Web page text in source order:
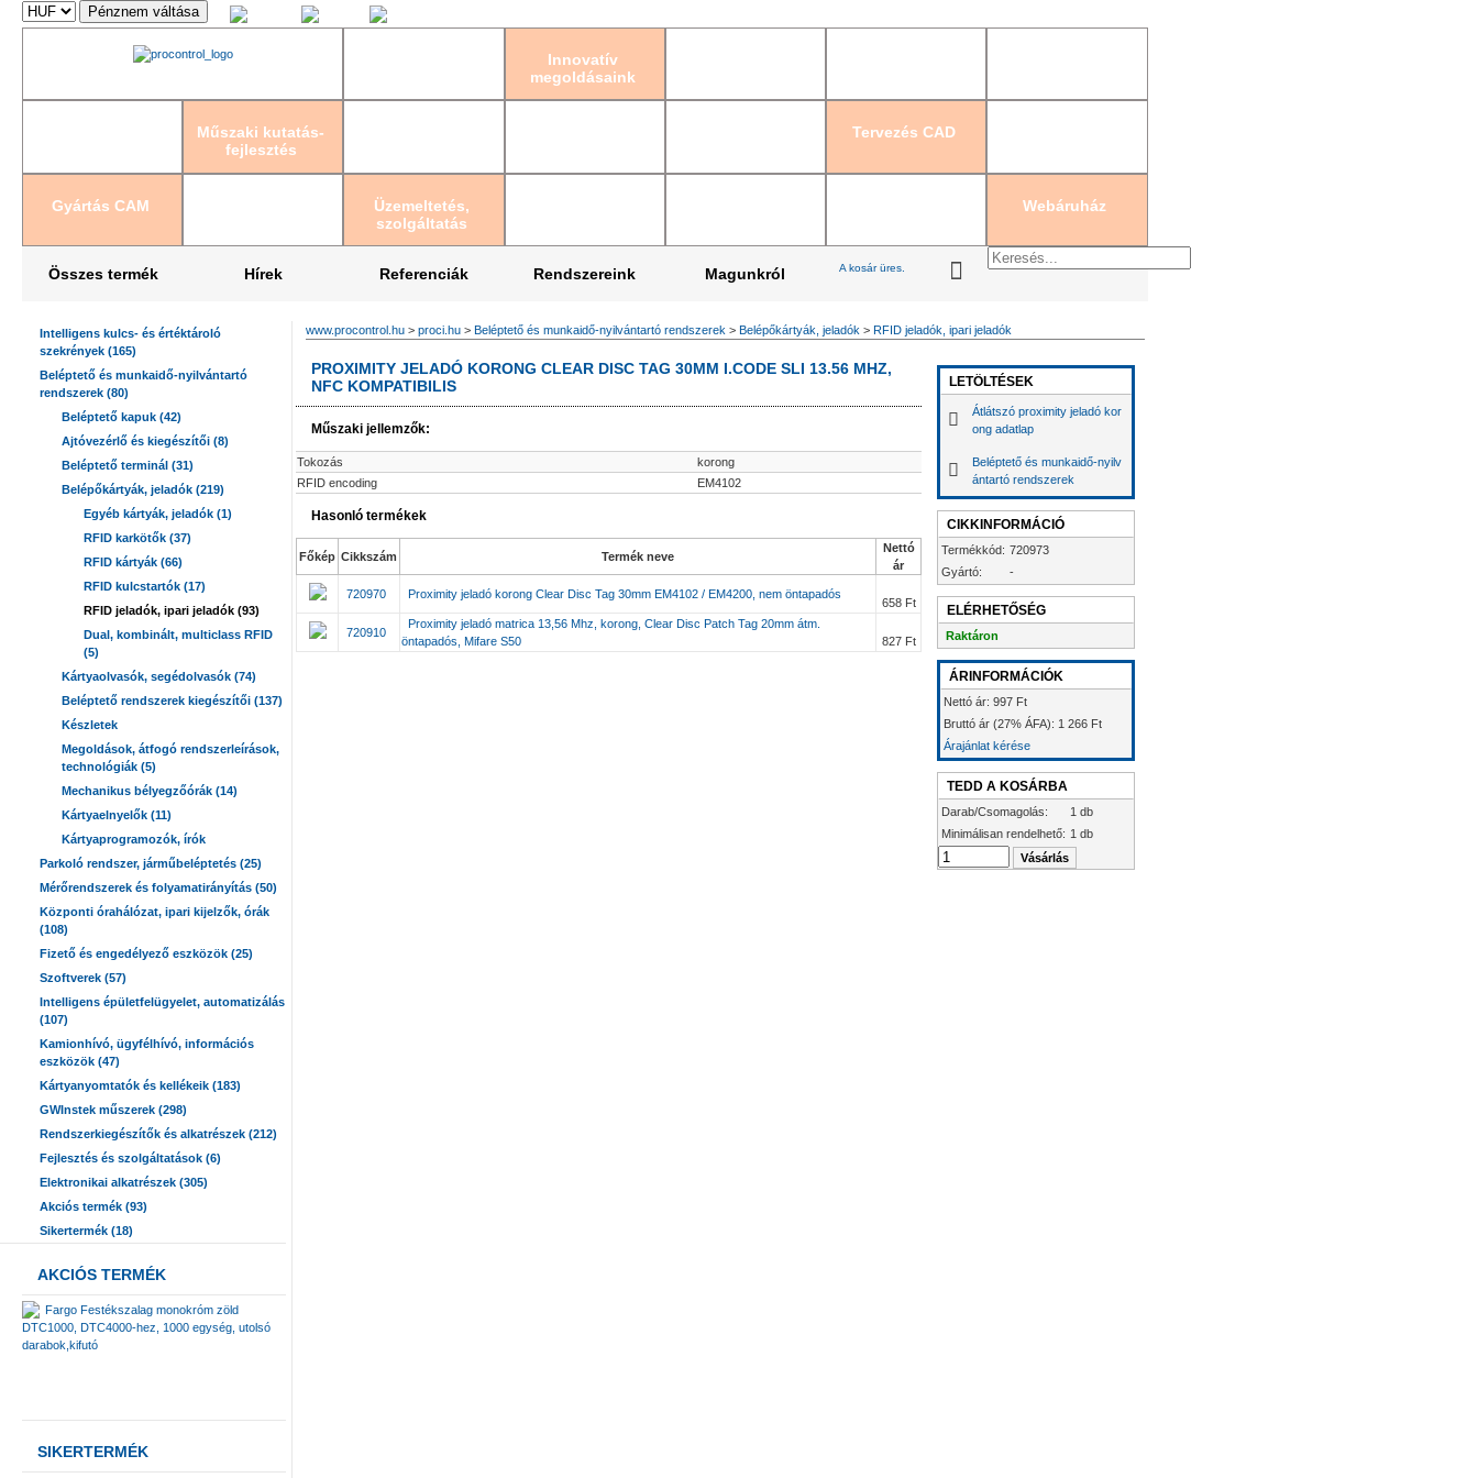
Innovatív
megoldásaink
Műszaki kutatás-
fejlesztés
Tervezés CAD
Gyártás CAM
Üzemeltetés,
szolgáltatás
Webáruház
Összes termék Hírek Referenciák Rendszereink Magunkról A kosár üres.
Intelligens kulcs- és értéktároló
szekrények (165)
Beléptető és munkaidő-nyilvántartó
rendszerek (80)
Beléptető kapuk (42)
Ajtóvezérlő és kiegészítői (8)
Beléptető terminál (31)
Belépőkártyák, jeladók (219)
Egyéb kártyák, jeladók (1)
RFID karkötők (37)
RFID kártyák (66)
RFID kulcstartók (17)
RFID jeladók, ipari jeladók (93)
Dual, kombinált, multiclass RFID
(5)
Kártyaolvasók, segédolvasók (74)
Beléptető rendszerek kiegészítői (137)
Készletek
Megoldások, átfogó rendszerleírások,
technológiák (5)
Mechanikus bélyegzőórák (14)
Kártyaelnyelők (11)
Kártyaprogramozók, írók
Parkoló rendszer, járműbeléptetés (25)
Mérőrendszerek és folyamatirányítás (50)
Központi órahálózat, ipari kijelzők, órák
(108)
Fizető és engedélyező eszközök (25)
Szoftverek (57)
Intelligens épületfelügyelet, automatizálás
(107)
Kamionhívó, ügyfélhívó, információs
eszközök (47)
Kártyanyomtatók és kellékeik (183)
GWInstek műszerek (298)
Rendszerkiegészítők és alkatrészek (212)
Fejlesztés és szolgáltatások (6)
Elektronikai alkatrészek (305)
Akciós termék (93)
Sikertermék (18)
AKCIÓS TERMÉK
Fargo Festékszalag monokróm zöld
DTC1000, DTC4000-hez, 1000 egység, utolsó
darabok,kifutó
SIKERTERMÉK
www.procontrol.hu > proci.hu > Beléptető és munkaidő-nyilvántartó rendszerek > Belépőkártyák, jeladók > RFID jeladók, ipari jeladók
PROXIMITY JELADÓ KORONG CLEAR DISC TAG 30MM I.CODE SLI 13.56 MHZ,
NFC KOMPATIBILIS
Műszaki jellemzők:
Tokozás
korong
RFID encoding
EM4102
Hasonló termékek
Főkép Cikkszám Termék neve
Nettó
ár
720970 Proximity jeladó korong Clear Disc Tag 30mm EM4102 / EM4200, nem öntapadós
658 Ft
720910
Proximity jeladó matrica 13,56 Mhz, korong, Clear Disc Patch Tag 20mm átm.
öntapadós, Mifare S50
827 Ft
LETÖLTÉSEK
Átlátszó proximity jeladó kor
ong adatlap
Beléptető és munkaidő-nyilv
ántartó rendszerek
CIKKINFORMÁCIÓ
Termékkód: 720973
Gyártó:
-
ELÉRHETŐSÉG
Raktáron
ÁRINFORMÁCIÓK
Nettó ár: 997 Ft
Bruttó ár (27% ÁFA): 1 266 Ft
Árajánlat kérése
TEDD A KOSÁRBA
Darab/Csomagolás:
1 db
Minimálisan rendelhető: 1 db